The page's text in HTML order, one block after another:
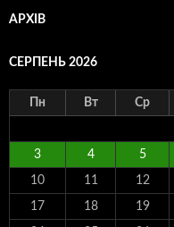
АРХІВ
СЕРПЕНЬ 2026
Пн Вт Ср
3 4 5
10 11 12
17 18 19